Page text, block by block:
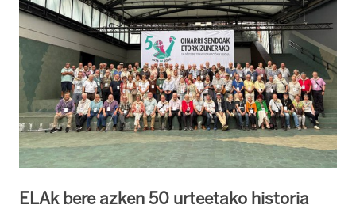
ELAk bere azken 50 urteetako historia